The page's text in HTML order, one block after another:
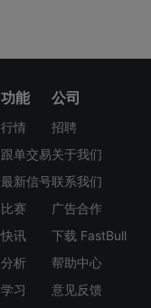
功能
行情
跟单交易
最新信号
比赛
快讯
分析
学习
公司
招聘
关于我们
联系我们
广告合作
下载 FastBull
帮助中心
意见反馈